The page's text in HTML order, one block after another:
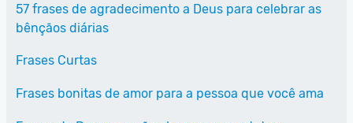
57 frases de agradecimento a Deus para celebrar as
bênçãos diárias
Frases Curtas
Frases bonitas de amor para a pessoa que você ama